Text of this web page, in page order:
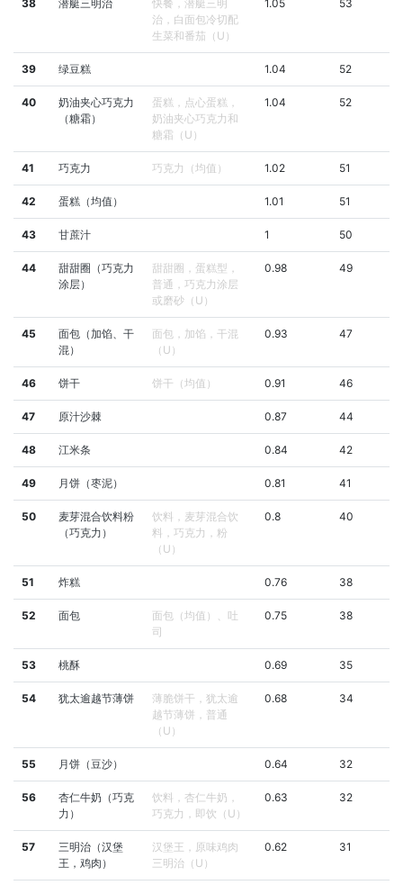
38 潜艇三明治
快餐，潜艇三明
治，白面包冷切配
生菜和番茄（U）
1.05 53
39 绿豆糕 1.04 52
40
奶油夹心巧克力
（糖霜）
蛋糕，点心蛋糕，
奶油夹心巧克力和
糖霜（U）
1.04 52
41 巧克力 巧克力（均值） 1.02 51
42 蛋糕（均值） 1.01 51
43 甘蔗汁 1 50
44
甜甜圈（巧克力
涂层）
甜甜圈，蛋糕型，
普通，巧克力涂层
或磨砂（U）
0.98 49
45
面包（加馅、干
混）
面包，加馅，干混
（U）
0.93 47
46 饼干 饼干（均值） 0.91 46
47 原汁沙棘 0.87 44
48 江米条 0.84 42
49 月饼（枣泥） 0.81 41
50
麦芽混合饮料粉
（巧克力）
饮料，麦芽混合饮
料，巧克力，粉
（U）
0.8 40
51 炸糕 0.76 38
52 面包
面包（均值）、吐
司
0.75 38
53 桃酥 0.69 35
54 犹太逾越节薄饼
薄脆饼干，犹太逾
越节薄饼，普通
（U）
0.68 34
55 月饼（豆沙） 0.64 32
56
杏仁牛奶（巧克
力）
饮料，杏仁牛奶，
巧克力，即饮（U）
0.63 32
57
三明治（汉堡
王，鸡肉）
汉堡王，原味鸡肉
三明治（U）
0.62 31